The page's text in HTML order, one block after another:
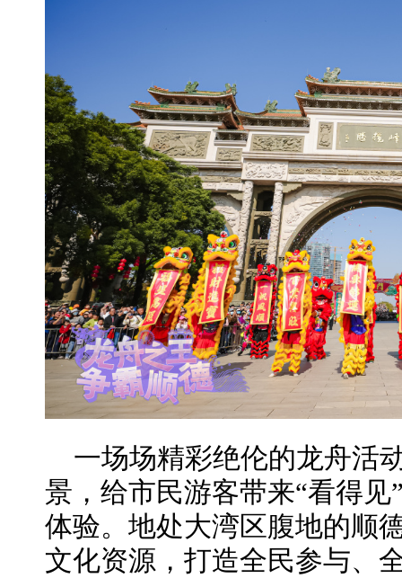
一场场精彩绝伦的龙舟活
景，给市民游客带来“看得见
体验。地处大湾区腹地的顺
文化资源，打造全民参与、